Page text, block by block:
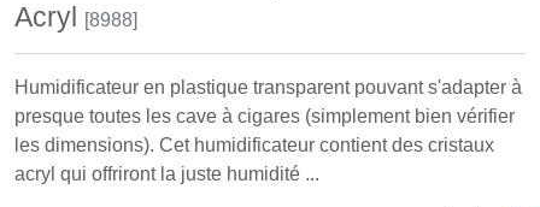
Acryl [8988]
Humidificateur en plastique transparent pouvant s'adapter à
presque toutes les cave à cigares (simplement bien vérifier
les dimensions). Cet humidificateur contient des cristaux
acryl qui offriront la juste humidité ...